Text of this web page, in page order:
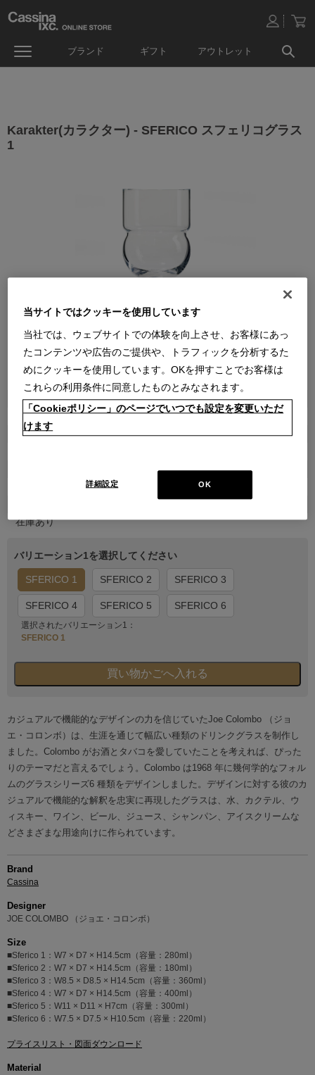
ブランド ギフト アウトレット
Karakter(カラクター) - SFERICO スフェリコグラス
1
● ● ● ●
商品属性
雑貨
品番
在庫あり
バリエーション1を選択してください
SFERICO 1 SFERICO 2 SFERICO 3
SFERICO 4 SFERICO 5 SFERICO 6
選択されたバリエーション1：
SFERICO 1
カジュアルで機能的なデザインの力を信じていたJoe Colombo （ジョ
エ・コロンボ）は、生涯を通じて幅広い種類のドリンクグラスを制作し
ました。Colombo がお酒とタバコを愛していたことを考えれば、ぴった
りのテーマだと言えるでしょう。Colombo は1968 年に幾何学的なフォル
ムのグラスシリーズ6 種類をデザインしました。デザインに対する彼のカ
ジュアルで機能的な解釈を忠実に再現したグラスは、水、カクテル、ウ
ィスキー、ワイン、ビール、ジュース、シャンパン、アイスクリームな
どさまざまな用途向けに作られています。
Brand
Cassina
Designer
JOE COLOMBO （ジョエ・コロンボ）
Size
■Sferico 1：W7 × D7 × H14.5cm（容量：280ml）
■Sferico 2：W7 × D7 × H14.5cm（容量：180ml）
■Sferico 3：W8.5 × D8.5 × H14.5cm（容量：360ml）
■Sferico 4：W7 × D7 × H14.5cm（容量：400ml）
■Sferico 5：W11 × D11 × H7cm（容量：300ml）
■Sferico 6：W7.5 × D7.5 × H10.5cm（容量：220ml）
プライスリスト・図面ダウンロード
Material
当サイトではクッキーを使用しています
当社では、ウェブサイトでの体験を向上させ、お客様にあっ
たコンテンツや広告のご提供や、トラフィックを分析するた
めにクッキーを使用しています。OKを押すことでお客様は
これらの利用条件に同意したものとみなされます。
「Cookieポリシー」のページでいつでも設定を変更いただ
けます
OK
詳細設定